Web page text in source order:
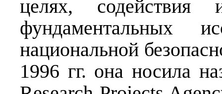
целях, содействия
фундаментальных
национальной
1996 гг. она носила